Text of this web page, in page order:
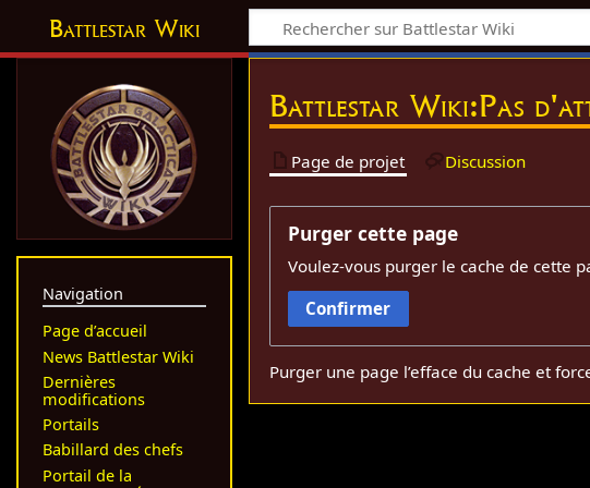
Battlestar Wiki
Battlestar Wiki:Pas
Page de projet Discussion
Purger cette page
Voulez-vous purger le cache de cette
Confirmer
Purger une page l’efface du cache et
Navigation
Page d’accueil
News Battlestar Wiki
Dernières
modifications
Portails
Babillard des chefs
Portail de la